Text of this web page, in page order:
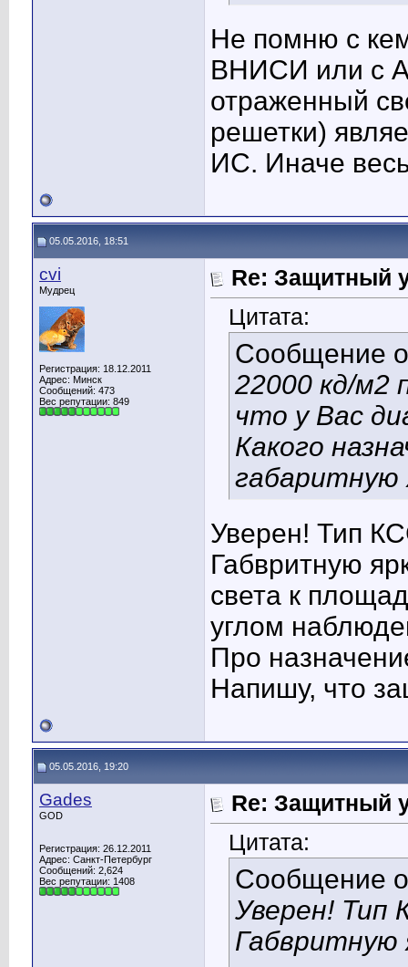
Не помню с
ВНИСИ или с
отраженный
решетки)
ИС. Иначе
05.05.2016, 18:51
cvi
Мудрец
Регистрация: 18.12.2011
Адрес: Минск
Сообщений: 473
Вес репутации: 849
Re: Защитный
Цитата:
Сообщение
22000 кд/м2
что у Вас
Какого
габаритную
Уверен! Тип
Габвритную
света к
углом
Про
Напишу, что
05.05.2016, 19:20
Gades
GOD
Регистрация: 26.12.2011
Адрес: Санкт-Петербург
Сообщений: 2,624
Вес репутации: 1408
Re: Защитный
Цитата:
Сообщение
Уверен! Тип
Габвритную